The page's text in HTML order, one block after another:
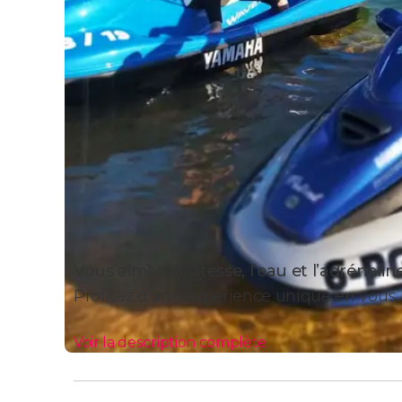
Vous aimez la vitesse, l’eau et
Profitez d’une expérience unique en
Voir la description complète